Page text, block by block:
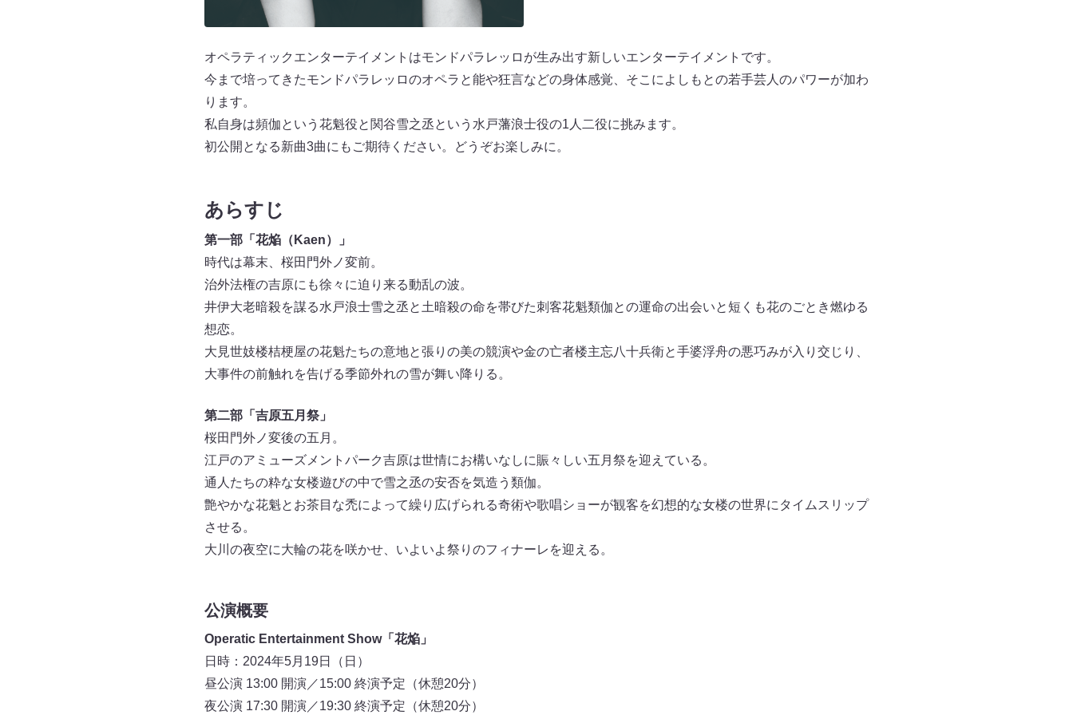
オペラティックエンターテイメントはモンドパラレッロが生み出す新しいエンターテイメントです。
今まで培ってきたモンドパラレッロのオペラと能や狂言などの身体感覚、そこによしもとの若手芸人のパワーが加わ
ります。
私自身は頻伽という花魁役と関谷雪之丞という水戸藩浪士役の1人二役に挑みます。
初公開となる新曲3曲にもご期待ください。どうぞお楽しみに。
あらすじ
第一部「花焔（Kaen）」
時代は幕末、桜田門外ノ変前。
治外法権の吉原にも徐々に迫り来る動乱の波。
井伊大老暗殺を謀る水戸浪士雪之丞と土暗殺の命を帯びた刺客花魁類伽との運命の出会いと短くも花のごとき燃ゆる
想恋。
大見世妓楼桔梗屋の花魁たちの意地と張りの美の競演や金の亡者楼主忘八十兵衛と手婆浮舟の悪巧みが入り交じり、
大事件の前触れを告げる季節外れの雪が舞い降りる。
第二部「吉原五月祭」
桜田門外ノ変後の五月。
江戸のアミューズメントパーク吉原は世情にお構いなしに賑々しい五月祭を迎えている。
通人たちの粋な女楼遊びの中で雪之丞の安否を気造う類伽。
艶やかな花魁とお茶目な禿によって繰り広げられる奇術や歌唱ショーが観客を幻想的な女楼の世界にタイムスリップ
させる。
大川の夜空に大輪の花を咲かせ、いよいよ祭りのフィナーレを迎える。
公演概要
Operatic Entertainment Show「花焔」
日時：2024年5月19日（日）
昼公演 13:00 開演／15:00 終演予定（休憩20分）
夜公演 17:30 開演／19:30 終演予定（休憩20分）